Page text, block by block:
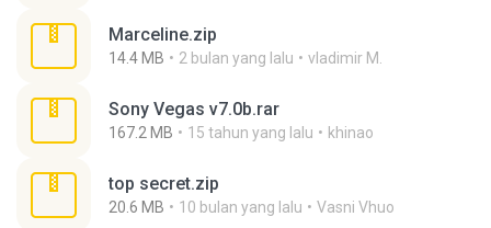
Marceline.zip
14.4 MB 2 bulan yang lalu vladimir M.
Sony Vegas v7.0b.rar
167.2 MB 15 tahun yang lalu khinao
top secret.zip
20.6 MB 10 bulan yang lalu Vasni Vhuo